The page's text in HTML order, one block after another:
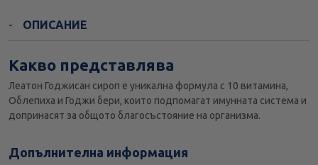
ОПИСАНИЕ
Какво представлява
Леатон Годжисан сироп е уникална формула с 10 витамина,
Облепиха и Годжи бери, които подпомагат имунната система и
допринасят за общото благосъстояние на организма.
Допълнителна информация